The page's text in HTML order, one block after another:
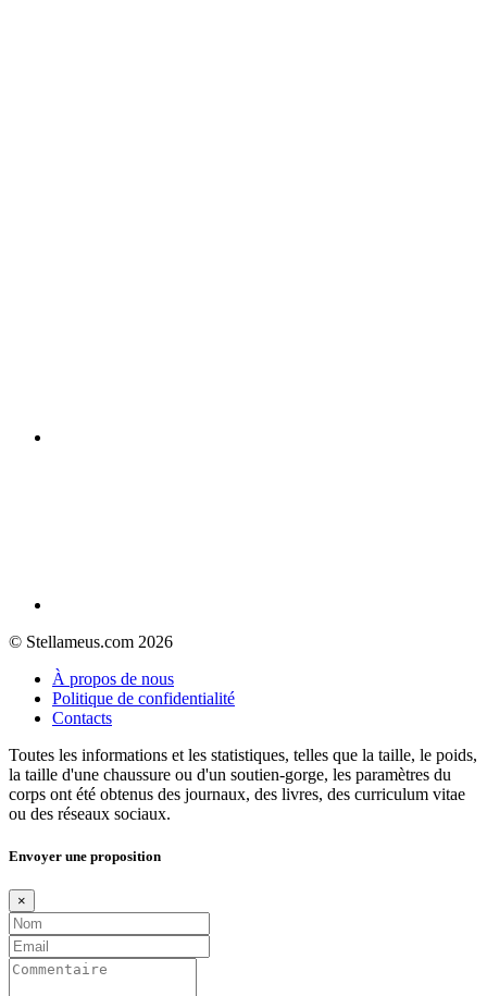
© Stellameus.com 2026
À propos de nous
Politique de confidentialité
Contacts
Toutes les informations et les statistiques, telles que la taille, le poids,
la taille d'une chaussure ou d'un soutien-gorge, les paramètres du
corps ont été obtenus des journaux, des livres, des curriculum vitae
ou des réseaux sociaux.
Envoyer une proposition
×